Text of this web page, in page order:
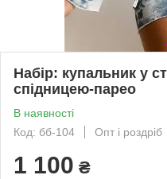
Набір: купальник у
спідницею-парео
В наявності
Код: бб-104
Опт і роздріб
1 100 ₴